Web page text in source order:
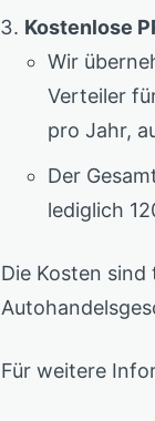
Kostenlose
Wir
Verteiler
pro Jahr,
Der
lediglich
Die Kosten
Für weitere